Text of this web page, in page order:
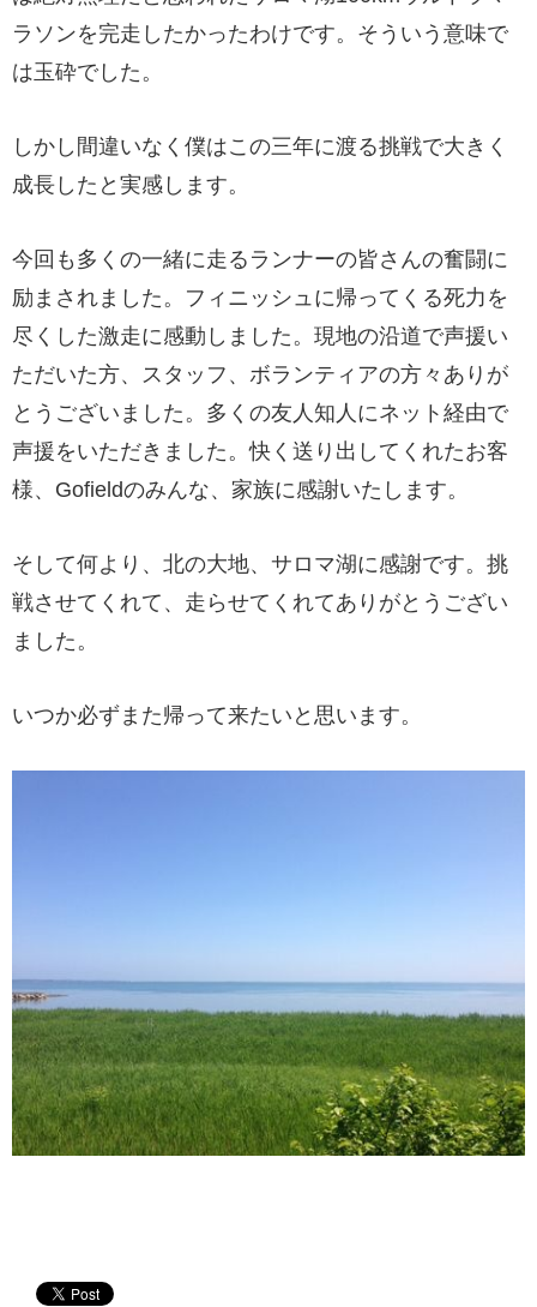
ラソンを完走したかったわけです。そういう意味で
は玉砕でした。
しかし間違いなく僕はこの三年に渡る挑戦で大きく
成長したと実感します。
今回も多くの一緒に走るランナーの皆さんの奮闘に
励まされました。フィニッシュに帰ってくる死力を
尽くした激走に感動しました。現地の沿道で声援い
ただいた方、スタッフ、ボランティアの方々ありが
とうございました。多くの友人知人にネット経由で
声援をいただきました。快く送り出してくれたお客
様、Gofieldのみんな、家族に感謝いたします。
そして何より、北の大地、サロマ湖に感謝です。挑
戦させてくれて、走らせてくれてありがとうござい
ました。
いつか必ずまた帰って来たいと思います。